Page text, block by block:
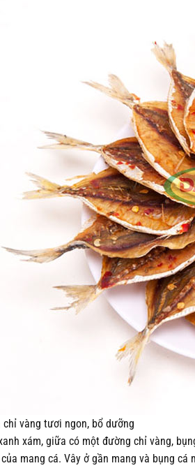
chỉ vàng tươi ngon, bổ dưỡng
xám, giữa có một đường chỉ vàng,
mang cá. Vây ở gần mang và bụng